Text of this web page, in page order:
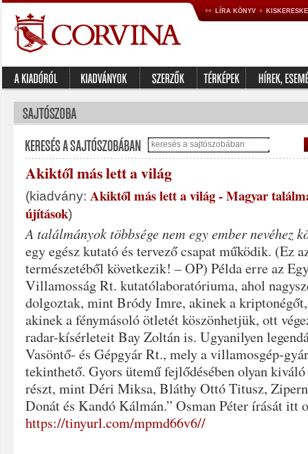
LÍRA KÖNYV
Akiktől más lett a világ
(kiadvány: Akiktől más lett a világ - Magyar
újítások)
A találmányok többsége nem egy ember nevéhez
egy egész kutató és tervező csapat működik. (Ez
természetéből következik! – OP) Példa erre az
Villamosság Rt. kutatólaboratóriuma, ahol
dolgoztak, mint Bródy Imre, akinek a
akinek a fénymásoló ötletét köszönhetjük, ott
radar-kísérleteit Bay Zoltán is. Ugyanilyen
Vasöntő- és Gépgyár Rt., mely a villamosgép-
tekinthető. Gyors ütemű fejlődésében olyan
részt, mint Déri Miksa, Bláthy Ottó Titusz,
Donát és Kandó Kálmán.” Osman Péter írását itt
https://tinyurl.com/mpmd66v6//